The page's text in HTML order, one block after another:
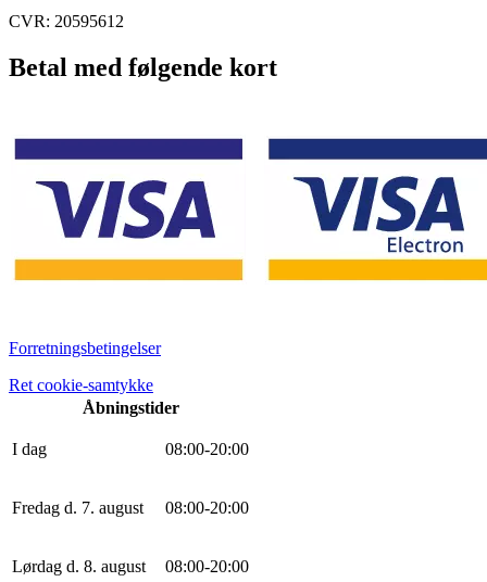
CVR: 20595612
Betal med følgende kort
Forretningsbetingelser
Ret cookie-samtykke
Åbningstider
I dag 08:00-20:00
Fredag d. 7. august 08:00-20:00
Lørdag d. 8. august 08:00-20:00